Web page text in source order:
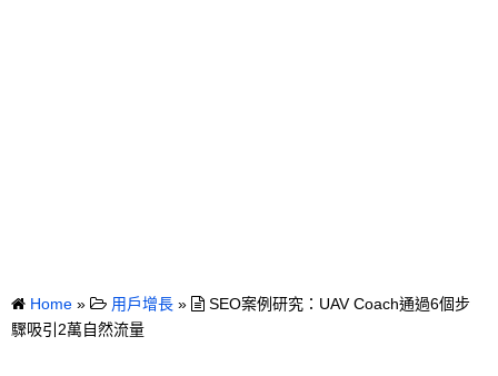
Home » 用戶增長 »
SEO案例研究：UAV Coach通過6個步
驟吸引2萬自然流量